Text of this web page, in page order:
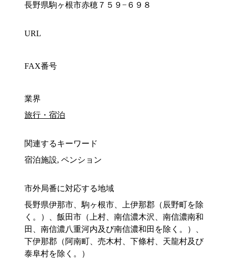
長野県駒ヶ根市赤穂７５９−６９８
URL
FAX番号
業界
旅行・宿泊
関連するキーワード
宿泊施設, ペンション
市外局番に対応する地域
長野県伊那市、駒ヶ根市、上伊那郡（辰野町を除
く。）、飯田市（上村、南信濃木沢、南信濃南和
田、南信濃八重河内及び南信濃和田を除く。）、
下伊那郡（阿南町、売木村、下條村、天龍村及び
泰阜村を除く。）